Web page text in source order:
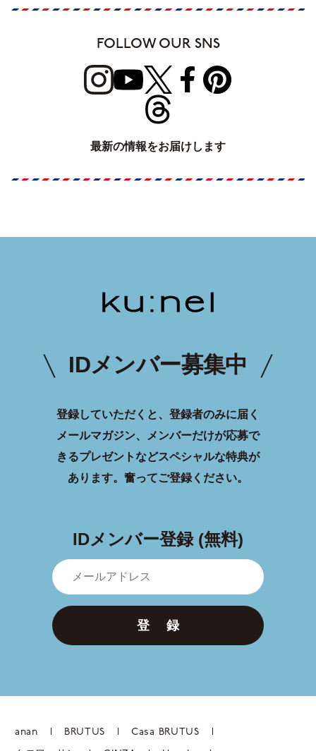
FOLLOW OUR SNS
最新の情報をお届けします
IDメンバー募集中
登録していただくと、登録者のみに届く
メールマガジン、メンバーだけが応募で
きるプレゼントなどスペシャルな特典が
あります。 奮ってご登録ください。
IDメンバー登録 (無料)
登 録
anan BRUTUS Casa BRUTUS